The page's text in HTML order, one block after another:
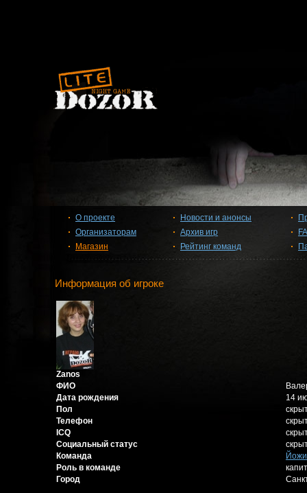
О проекте
Организаторам
Магазин
Новости и анонсы
Архив игр
Рейтинг команд
Информация об игроке
Zanos
ФИО
Дата рождения
14
Пол
Телефон
ICQ
Социальный статус
Команда
Роль в команде
Город